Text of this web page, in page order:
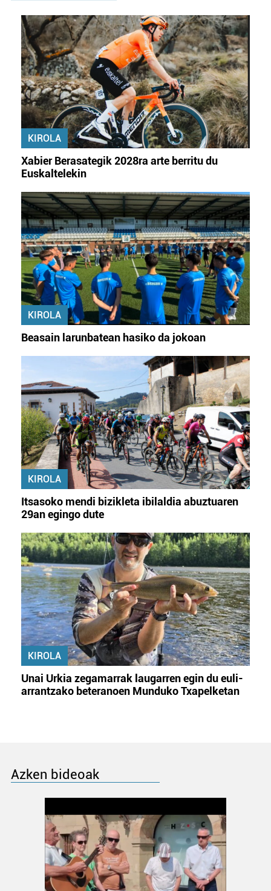
KIROLA
Xabier Berasategik 2028ra arte berritu du
Euskaltelekin
KIROLA
Beasain larunbatean hasiko da jokoan
KIROLA
Itsasoko mendi bizikleta ibilaldia abuztuaren
29an egingo dute
KIROLA
Unai Urkia zegamarrak laugarren egin du euli-
arrantzako beteranoen Munduko Txapelketan
Azken bideoak